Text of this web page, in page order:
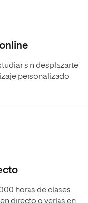
sin desplazarte
personalizado
horas de clases
directo o verlas en